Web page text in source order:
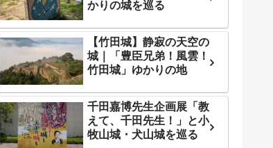
かりの城を巡る
【竹田城】静寂の天空の
城｜「豊臣兄弟！風雲！
竹田城」ゆかりの地
千田嘉博先生企画展「教
えて、千田先生！」と小
牧山城・犬山城を巡る